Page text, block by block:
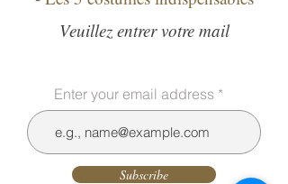
Veuillez entrer votre mail
Enter your email address
Subscribe